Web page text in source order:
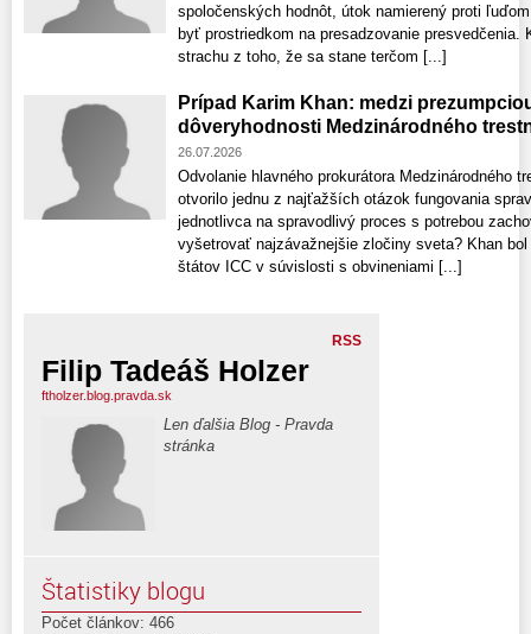
spoločenských hodnôt, útok namierený proti
byť prostriedkom na presadzovanie
strachu z toho, že sa stane terčom [...]
Prípad Karim Khan: medzi
dôveryhodnosti Medzinárodného
26.07.2026
Odvolanie hlavného prokurátora Medzinárodného
otvorilo jednu z najťažších otázok fungovania
jednotlivca na spravodlivý proces s potrebou
vyšetrovať najzávažnejšie zločiny sveta? Khan
štátov ICC v súvislosti s obvineniami [...]
RSS
Filip Tadeáš Holzer
ftholzer.blog.pravda.sk
Len ďalšia Blog - Pravda
stránka
Štatistiky blogu
Počet článkov: 466